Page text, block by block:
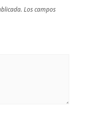
Los campos